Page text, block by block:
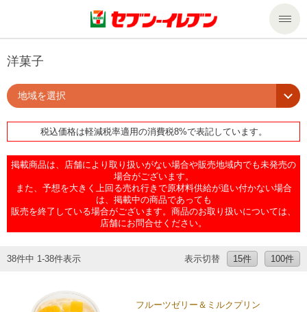
商品のご案内
商品のご案内トップ
今週の新商品
商品カテゴリ一覧
セール・キャンペーン
サービス
nanacoトップ
企業情報トップ
ニュースリリース
ごあいさつ
私たちの取組み
サステナビリティ
サステナビリティトップ
洋菓子
地域を選択
税込価格は軽減税率適用の消費税8%で表記しています。
掲載商品は、店舗により取り扱いがない場合や販売地域内でも未発売の
場合がございます。
また、予想を大きく上回る売れ行きで原材料供給が追い付かない場合
は、掲載中の商品であっても
販売を終了している場合がございます。商品のお取り扱いについては、
店舗にお問合せください。
38件中 1-38件表示 表示切替 15件 100件
フルーツゼリー＆ミルクプリン